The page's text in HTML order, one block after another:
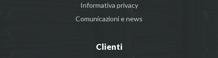
Informativa privacy
Comunicazioni e news
Clienti